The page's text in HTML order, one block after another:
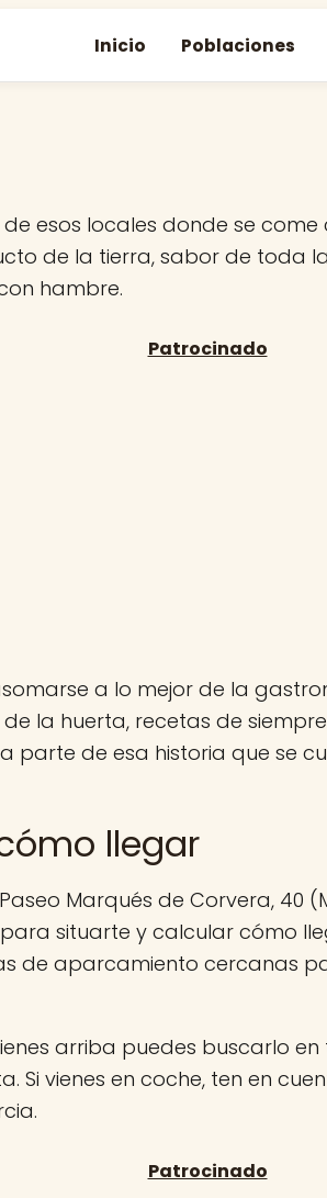
Inicio Poblaciones
de esos locales donde se
de la tierra, sabor de toda
hambre.
a lo mejor de la
la huerta, recetas de
parte de esa historia que se
llegar
Marqués de Corvera, 40
situarte y calcular cómo
de aparcamiento cercanas
arriba puedes buscarlo
Si vienes en coche, ten en